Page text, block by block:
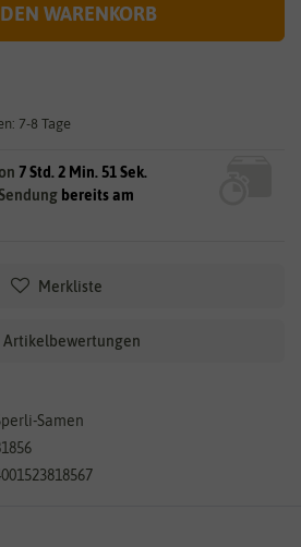
WARENKORB
7-8 Tage
7 Std. 2 Min. 51 Sek.
bereits am
Merkliste
Artikelbewertungen
Samen